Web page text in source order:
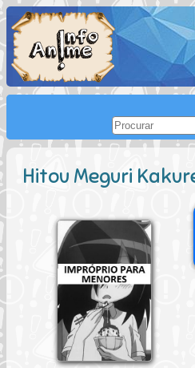
Hitou Meguri